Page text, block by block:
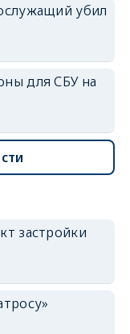
убил
для СБУ на
застройки